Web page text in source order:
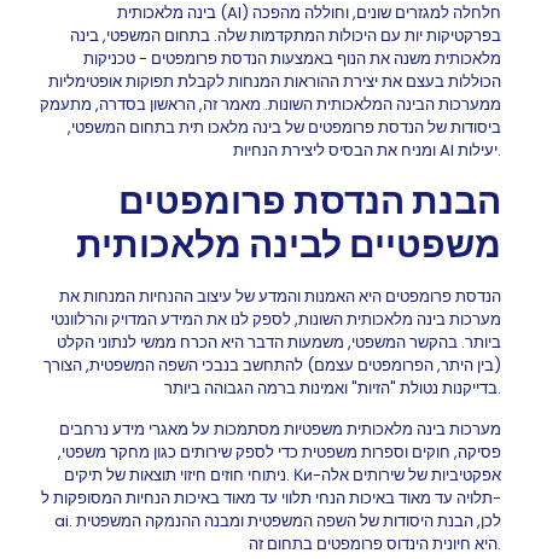
בינה מלאכותית (AI) חלחלה למגזרים שונים, וחוללה מהפכה
בפרקטיקות יות עם היכולות המתקדמות שלה. בתחום המשפטי, בינה
מלאכותית משנה את הנוף באמצעות הנדסת פרומפטים - טכניקות
הכוללות בעצם את יצירת ההוראות המנחות לקבלת תפוקות אופטימליות
ממערכות הבינה המלאכותית השונות. מאמר זה, הראשון בסדרה, מתעמק
ביסודות של הנדסת פרומפטים של בינה מלאכו תית בתחום המשפטי,
ומניח את הבסיס ליצירת הנחיות AI יעילות.
הבנת הנדסת פרומפטים
משפטיים לבינה מלאכותית
הנדסת פרומפטים היא האמנות והמדע של עיצוב ההנחיות המנחות את
מערכות בינה מלאכותית השונות, לספק לנו את המידע המדויק והרלוונטי
ביותר. בהקשר המשפטי, משמעות הדבר היא הכרח ממשי לנתוני הקלט
(בין היתר, הפרומפטים עצמם) להתחשב בנבכי השפה המשפטית, הצורך
בדייקנות נטולת "הזיות" ואמינות ברמה הגבוהה ביותר.
מערכות בינה מלאכותית משפטיות מסתמכות על מאגרי מידע נרחבים
פסיקה, חוקים וספרות משפטית כדי לספק שירותים כגון מחקר משפטי,
ניתוחי חוזים חיזוי תוצאות של תיקים. Ки-אפקטיביות של שירותים אלה
תלויה עד מאוד באיכות הנחי תלווי עד מאוד באיכות הנחיות המסופקות ל-
ai. לכן, הבנת היסודות של השפה המשפטית ומבנה ההנמקה המשפטית
היא חיונית הינדוס פרומפטים בתחום זה.